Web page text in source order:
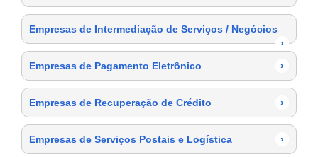
Empresas de Intermediação de Serviços / Negócios
›
Empresas de Pagamento Eletrônico
›
Empresas de Recuperação de Crédito ›
Empresas de Serviços Postais e Logística ›